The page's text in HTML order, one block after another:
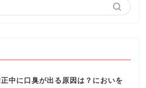
中に口臭が出る原因は？においを